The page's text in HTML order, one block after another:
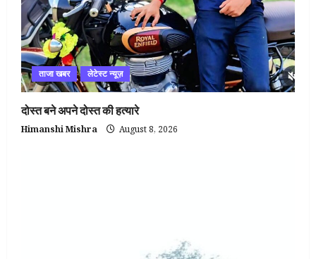
ताजा खबर लेटेस्ट न्यूज़
दोस्त बने अपने दोस्त की हत्यारे
Himanshi Mishra August 8, 2026